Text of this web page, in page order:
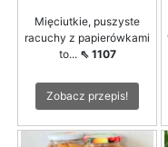
Mięciutkie, puszyste
racuchy z papierówkami
to... ⇖ 1107
Zobacz przepis!